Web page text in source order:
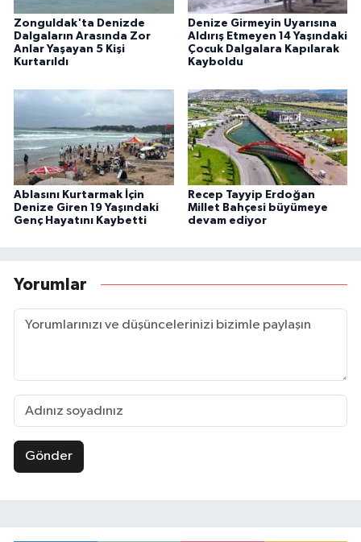
Zonguldak'ta Denizde
Dalgaların Arasında Zor
Anlar Yaşayan 5 Kişi
Kurtarıldı
Denize Girmeyin Uyarısına
Aldırış Etmeyen 14 Yaşındaki
Çocuk Dalgalara Kapılarak
Kayboldu
Ablasını Kurtarmak İçin
Denize Giren 19 Yaşındaki
Genç Hayatını Kaybetti
Recep Tayyip Erdoğan
Millet Bahçesi büyümeye
devam ediyor
Yorumlar
Gönder